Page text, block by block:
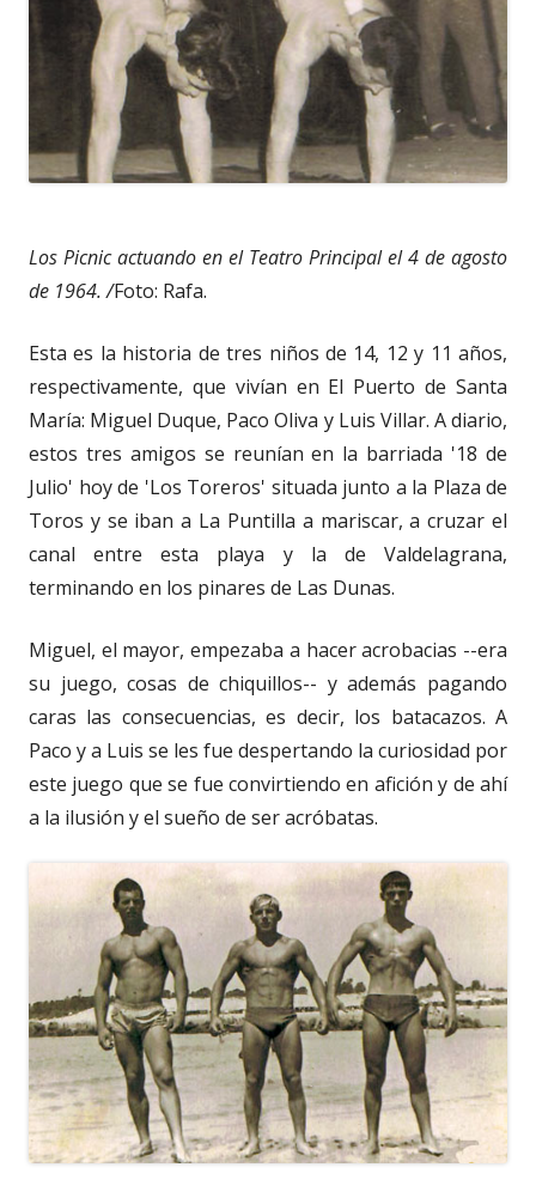
Los Picnic actuando en el Teatro Principal el 4 de agosto
de 1964. /Foto: Rafa.
Esta es la historia de tres niños de 14, 12 y 11 años,
respectivamente, que vivían en El Puerto de Santa
María: Miguel Duque, Paco Oliva y Luis Villar. A diario,
estos tres amigos se reunían en la barriada '18 de
Julio' hoy de 'Los Toreros' situada junto a la Plaza de
Toros y se iban a La Puntilla a mariscar, a cruzar el
canal entre esta playa y la de Valdelagrana,
terminando en los pinares de Las Dunas.
Miguel, el mayor, empezaba a hacer acrobacias --era
su juego, cosas de chiquillos-- y además pagando
caras las consecuencias, es decir, los batacazos. A
Paco y a Luis se les fue despertando la curiosidad por
este juego que se fue convirtiendo en afición y de ahí
a la ilusión y el sueño de ser acróbatas.